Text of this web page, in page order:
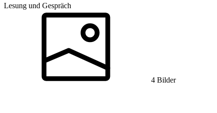
Lesung und Gespräch
4 Bilder